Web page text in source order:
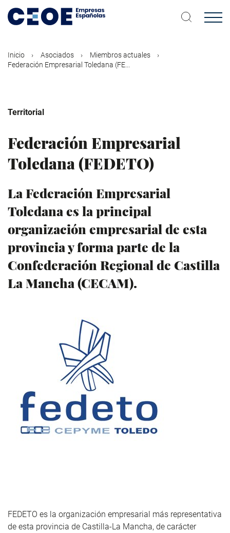
contenido
Inicio Asociados
Miembros actuales
Federación Empresarial Toledana (FE...
Territorial
Federación Empresarial
Toledana (FEDETO)
La Federación Empresarial
Toledana es la principal
organización empresarial de esta
provincia y forma parte de la
Confederación Regional de Castilla
La Mancha (CECAM).
FEDETO es la organización empresarial más representativa
de esta provincia de Castilla-La Mancha, de carácter